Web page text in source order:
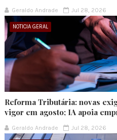
Geraldo Andrade Jul 28, 2026
NOTICIA GERAL
Reforma Tributária: novas
vigor em agosto; IA apoia
Geraldo Andrade Jul 28, 2026